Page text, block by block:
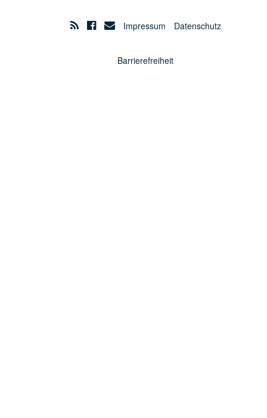
Impressum Datenschutz
Barrierefreiheit